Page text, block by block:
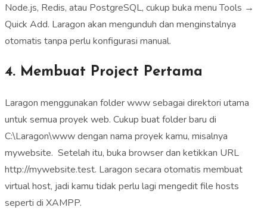
Node.js, Redis, atau PostgreSQL, cukup buka menu Tools →
Quick Add. Laragon akan mengunduh dan menginstalnya
otomatis tanpa perlu konfigurasi manual.
4. Membuat Project Pertama
Laragon menggunakan folder www sebagai direktori utama
untuk semua proyek web. Cukup buat folder baru di
C:\Laragon\www dengan nama proyek kamu, misalnya
mywebsite. Setelah itu, buka browser dan ketikkan URL
http://mywebsite.test. Laragon secara otomatis membuat
virtual host, jadi kamu tidak perlu lagi mengedit file hosts
seperti di XAMPP.